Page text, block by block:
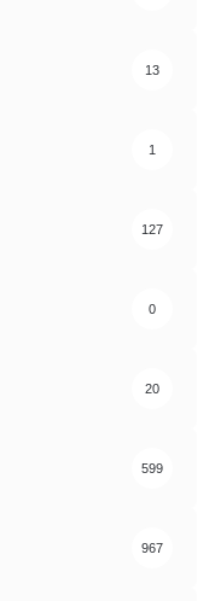
13
1
127
0
20
599
967